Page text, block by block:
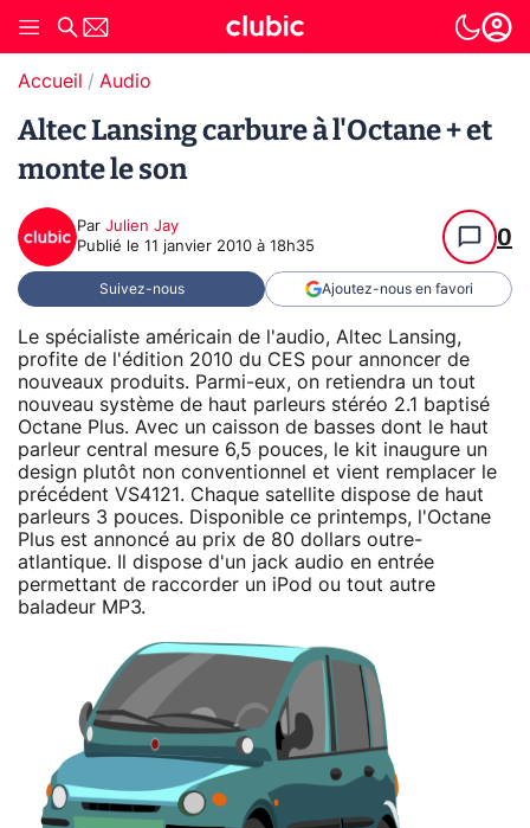
Accueil Audio
Altec Lansing carbure à l'Octane + et
monte le son
Par Julien Jay
Publié le 11 janvier 2010 à 18h35 0
Suivez-nous Ajoutez-nous en favori
Le spécialiste américain de l'audio, Altec Lansing,
profite de l'édition 2010 du CES pour annoncer de
nouveaux produits. Parmi-eux, on retiendra un tout
nouveau système de haut parleurs stéréo 2.1 baptisé
Octane Plus. Avec un caisson de basses dont le haut
parleur central mesure 6,5 pouces, le kit inaugure un
design plutôt non conventionnel et vient remplacer le
précédent VS4121. Chaque satellite dispose de haut
parleurs 3 pouces. Disponible ce printemps, l'Octane
Plus est annoncé au prix de 80 dollars outre-
atlantique. Il dispose d'un jack audio en entrée
permettant de raccorder un iPod ou tout autre
baladeur MP3.